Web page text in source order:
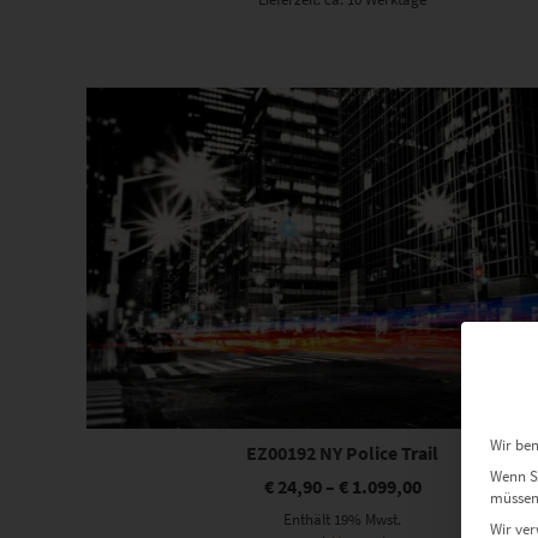
Dieses Produkt weist mehrere Varianten auf. Die Optionen können auf der Produktseite gewählt werden
EZ00192 NY Police Trail
€24,90– €1.099,00
Enthält 19% Mwst.
Wir
Wenn
Wir